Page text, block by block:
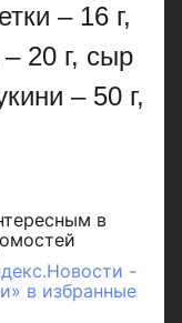
– 16 г,
20 г, сыр
– 50 г,
в
-
в избранные